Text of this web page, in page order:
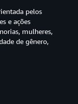
pelos
e ações
mulheres,
de gênero,